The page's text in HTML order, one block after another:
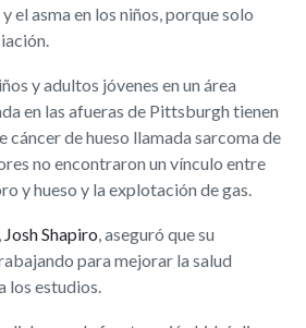
el asma en los niños, porque solo
y adultos jóvenes en un área
en las afueras de Pittsburgh tienen
cáncer de hueso llamada sarcoma de
no encontraron un vínculo entre
y hueso y la explotación de gas.
Josh Shapiro, aseguró que su
para mejorar la salud
los estudios.